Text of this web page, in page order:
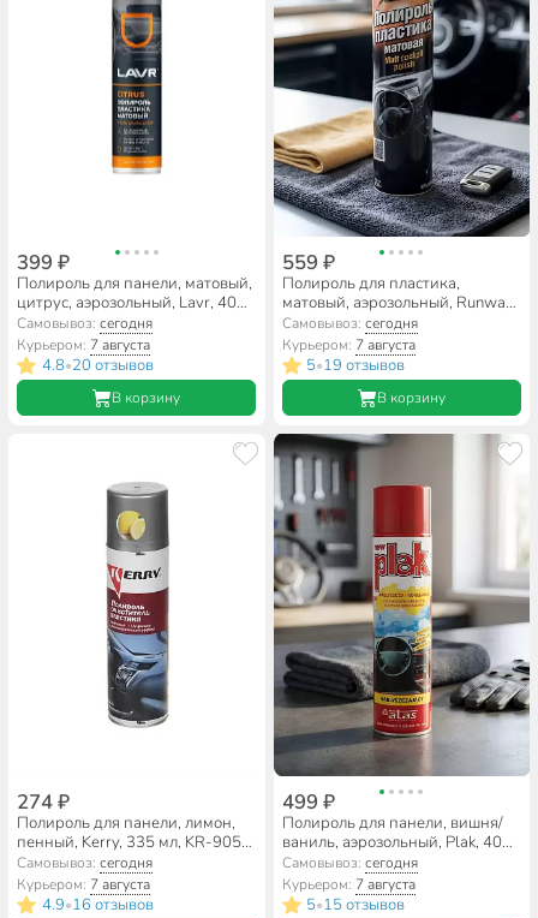
399 ₽
Полироль для панели, матовый,
цитрус, аэрозольный, Lavr, 400
мл, Ln1416
Самовывоз:сегодня
Курьером: 7 августа
4.8•20 отзывов
В корзину
559 ₽
Полироль для пластика,
матовый, аэрозольный, Runway,
650 мл, RW6129
Самовывоз: сегодня
Курьером: 7 августа
5•19 отзывов
В корзину
274 ₽
Полироль для панели, лимон,
пенный, Kerry, 335 мл, KR-905-
1
Самовывоз:сегодня
Курьером: 7 августа
4.9•16 отзывов
499 ₽
Полироль для панели, вишня/
ваниль, аэрозольный, Plak, 400
мл, A80782S
Самовывоз: сегодня
Курьером: 7 августа
5•15 отзывов